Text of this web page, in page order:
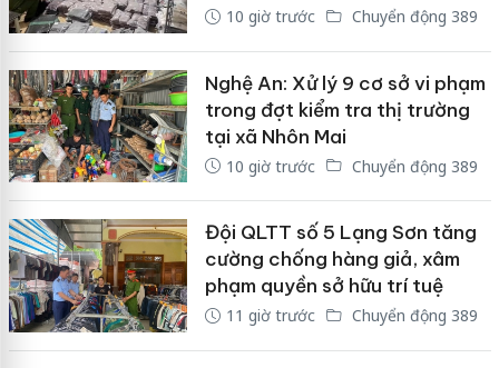
10 giờ trước Chuyển động 389
Nghệ An: Xử lý 9 cơ sở vi phạm
trong đợt kiểm tra thị trường
tại xã Nhôn Mai
10 giờ trước Chuyển động 389
Đội QLTT số 5 Lạng Sơn tăng
cường chống hàng giả, xâm
phạm quyền sở hữu trí tuệ
11 giờ trước Chuyển động 389